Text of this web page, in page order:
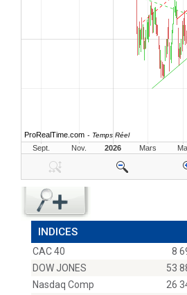
INDICES
CAC 40 8
DOW JONES
53
Nasdaq Comp
26